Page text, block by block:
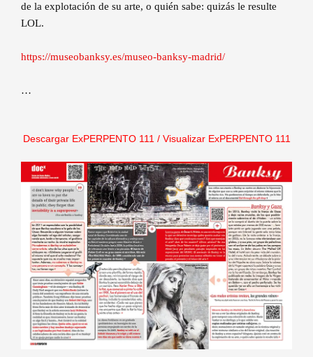
de la explotación de su arte, o quién sabe: quizás le resulte
LOL.
https://museobanksy.es/museo-banksy-madrid/
…
Descargar ExPERPENTO 111 / Visualizar ExPERPENTO 111